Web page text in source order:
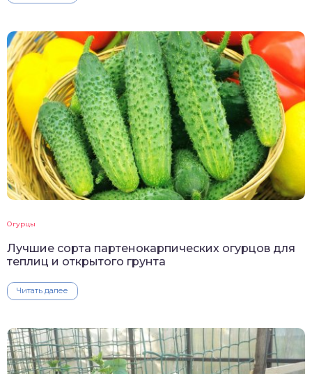
Огурцы
Лучшие сорта партенокарпических огурцов для
теплиц и открытого грунта
Читать далее